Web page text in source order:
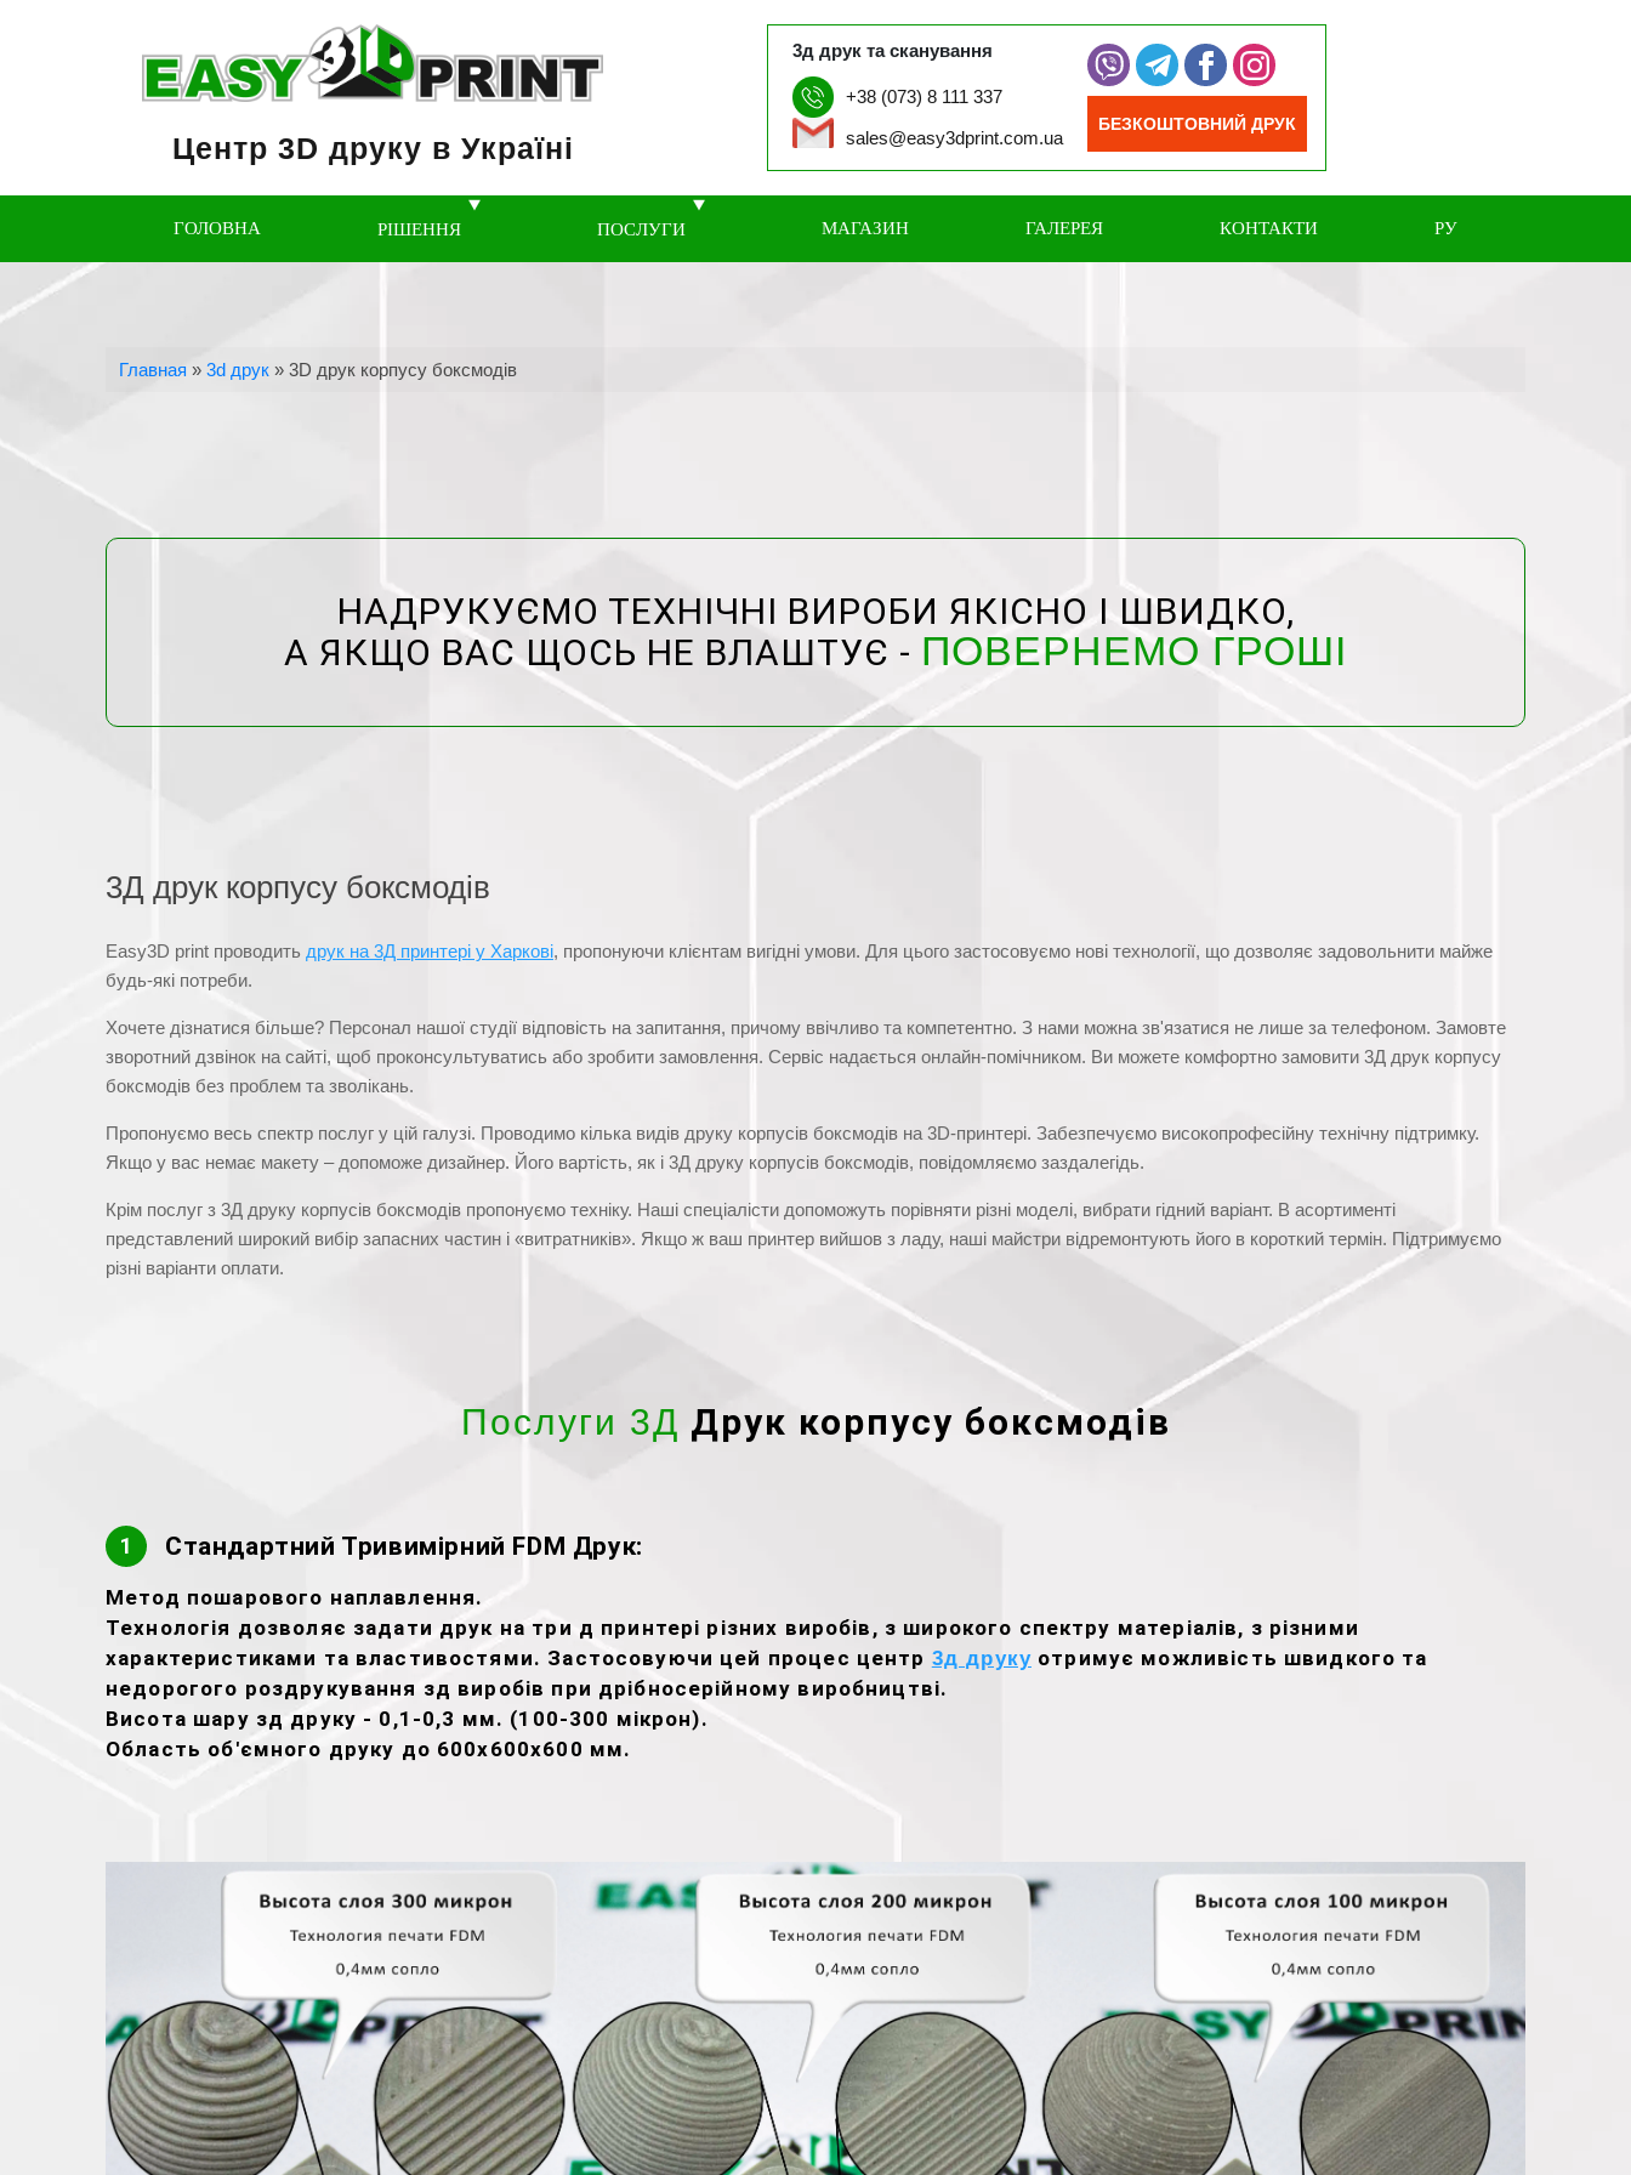
Центр 3D друку в Україні
3д друк та сканування
+38 (073) 8 111 337
sales@easy3dprint.com.ua
БЕЗКОШТОВНИЙ ДРУК
ГОЛОВНА РІШЕННЯ ПОСЛУГИ МАГАЗИН ГАЛЕРЕЯ КОНТАКТИ РУ
Главная »3d друк »3D друк корпусу боксмодів
НАДРУКУЄМО ТЕХНІЧНІ ВИРОБИ ЯКІСНО І ШВИДКО,
А ЯКЩО ВАС ЩОСЬ НЕ ВЛАШТУЄ - ПОВЕРНЕМО ГРОШІ
3Д друк корпусу боксмодів
Easy3D print проводить друк на 3Д принтері у Харкові, пропонуючи клієнтам вигідні умови. Для цього застосовуємо нові технології, що дозволяє задовольнити майже
будь-які потреби.
Хочете дізнатися більше? Персонал нашої студії відповість на запитання, причому ввічливо та компетентно. З нами можна зв'язатися не лише за телефоном. Замовте
зворотний дзвінок на сайті, щоб проконсультуватись або зробити замовлення. Сервіс надається онлайн-помічником. Ви можете комфортно замовити 3Д друк корпусу
боксмодів без проблем та зволікань.
Пропонуємо весь спектр послуг у цій галузі. Проводимо кілька видів друку корпусів боксмодів на 3D-принтері. Забезпечуємо високопрофесійну технічну підтримку.
Якщо у вас немає макету – допоможе дизайнер. Його вартість, як і 3Д друку корпусів боксмодів, повідомляємо заздалегідь.
Крім послуг з 3Д друку корпусів боксмодів пропонуємо техніку. Наші спеціалісти допоможуть порівняти різні моделі, вибрати гідний варіант. В асортименті
представлений широкий вибір запасних частин і «витратників». Якщо ж ваш принтер вийшов з ладу, наші майстри відремонтують його в короткий термін. Підтримуємо
різні варіанти оплати.
Послуги 3Д Друк корпусу боксмодів
1 Стандартний Тривимірний FDM Друк:
Метод пошарового наплавлення.
Технологія дозволяє задати друк на три д принтері різних виробів, з широкого спектру матеріалів, з різними
характеристиками та властивостями. Застосовуючи цей процес центр 3д друкуотримує можливість швидкого та
недорогого роздрукування зд виробів при дрібносерійному виробництві.
Висота шару зд друку - 0,1-0,3 мм. (100-300 мікрон).
Область об'ємного друку до 600х600х600 мм.